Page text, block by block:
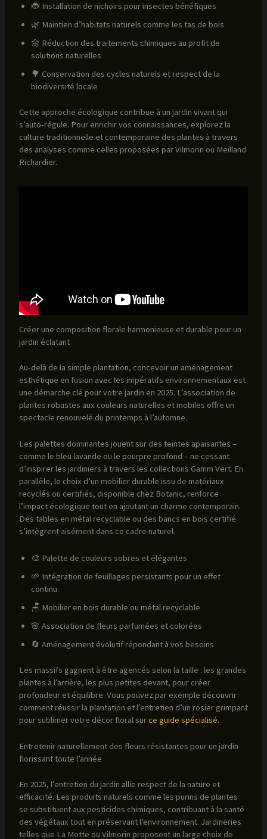
🐞 Installation de nichoirs pour insectes bénéfiques
🌿 Maintien d’habitats naturels comme les tas de bois
🌼 Réduction des traitements chimiques au profit de
solutions naturelles
🌳 Conservation des cycles naturels et respect de la
biodiversité locale
Cette approche écologique contribue à un jardin vivant qui
s’auto-régule. Pour enrichir vos connaissances, explorez la
culture traditionnelle et contemporaine des plantes à travers
des analyses comme celles proposées par Vilmorin ou Meilland
Richardier.
Créer une composition florale harmonieuse et durable pour un
jardin éclatant
Au-delà de la simple plantation, concevoir un aménagement
esthétique en fusion avec les impératifs environnementaux est
une démarche clé pour votre jardin en 2025. L’association de
plantes robustes aux couleurs naturelles et mobiles offre un
spectacle renouvelé du printemps à l’automne.
Les palettes dominantes jouent sur des teintes apaisantes –
comme le bleu lavande ou le pourpre profond – ne cessant
d’inspirer les jardiniers à travers les collections Gamm Vert. En
parallèle, le choix d’un mobilier durable issu de matériaux
recyclés ou certifiés, disponible chez Botanic, renforce
l’impact écologique tout en ajoutant un charme contemporain.
Des tables en métal recyclable ou des bancs en bois certifié
s’intègrent aisément dans ce cadre naturel.
🎨 Palette de couleurs sobres et élégantes
🌱 Intégration de feuillages persistants pour un effet
continu
🪑 Mobilier en bois durable ou métal recyclable
🌸 Association de fleurs parfumées et colorées
🔄 Aménagement évolutif répondant à vos besoins
Les massifs gagnent à être agencés selon la taille : les grandes
plantes à l’arrière, les plus petites devant, pour créer
profondeur et équilibre. Vous pouvez par exemple découvrir
comment réussir la plantation et l’entretien d’un rosier grimpant
pour sublimer votre décor floral surce guide spécialisé.
Entretenir naturellement des fleurs résistantes pour un jardin
florissant toute l’année
En 2025, l’entretien du jardin allie respect de la nature et
efficacité. Les produits naturels comme les purins de plantes
se substituent aux pesticides chimiques, contribuant à la santé
des végétaux tout en préservant l’environnement. Jardineries
telles que La Motte ou Vilmorin proposent un large choix de